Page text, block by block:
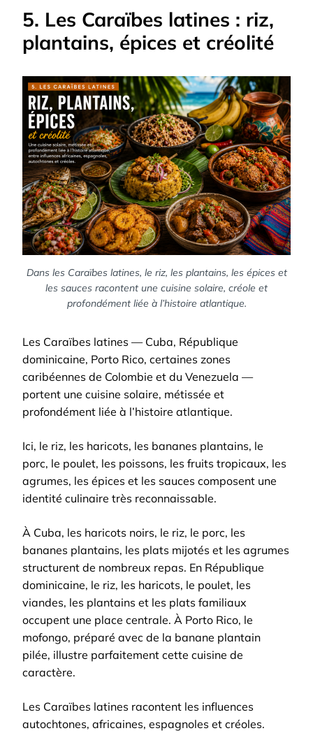
5. Les Caraïbes latines : riz,
plantains, épices et créolité
Dans les Caraïbes latines, le riz, les plantains, les épices et
les sauces racontent une cuisine solaire, créole et
profondément liée à l’histoire atlantique.
Les Caraïbes latines — Cuba, République
dominicaine, Porto Rico, certaines zones
caribéennes de Colombie et du Venezuela —
portent une cuisine solaire, métissée et
profondément liée à l’histoire atlantique.
Ici, le riz, les haricots, les bananes plantains, le
porc, le poulet, les poissons, les fruits tropicaux, les
agrumes, les épices et les sauces composent une
identité culinaire très reconnaissable.
À Cuba, les haricots noirs, le riz, le porc, les
bananes plantains, les plats mijotés et les agrumes
structurent de nombreux repas. En République
dominicaine, le riz, les haricots, le poulet, les
viandes, les plantains et les plats familiaux
occupent une place centrale. À Porto Rico, le
mofongo, préparé avec de la banane plantain
pilée, illustre parfaitement cette cuisine de
caractère.
Les Caraïbes latines racontent les influences
autochtones, africaines, espagnoles et créoles.